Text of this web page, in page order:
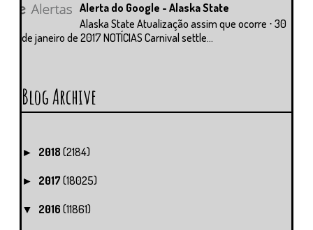
Alerta do Google - Alaska State
Alaska State Atualização assim que ocorre ⋅ 30
de janeiro de 2017 NOTÍCIAS Carnival settle...
Blog Archive
► 2018 (2184)
► 2017 (18025)
▼ 2016 (11861)